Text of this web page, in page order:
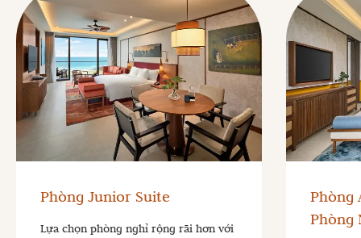
Phòng Junior Suite
Lựa chọn phòng nghỉ rộng rãi hơn với
Phòng
Phòng